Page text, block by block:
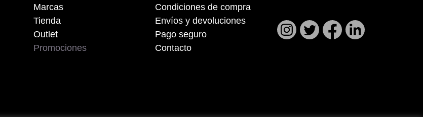
Marcas
Tienda
Outlet
Promociones
Condiciones de compra
Envíos y devoluciones
Pago seguro
Contacto